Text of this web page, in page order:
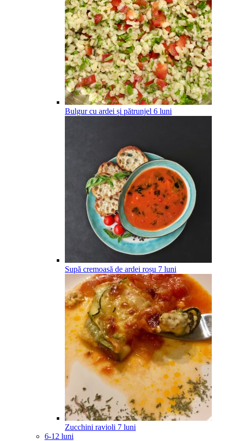
Bulgur cu ardei și pătrunjel 6 luni
Supă cremoasă de ardei roșu 7 luni
Zucchini ravioli 7 luni
6-12 luni